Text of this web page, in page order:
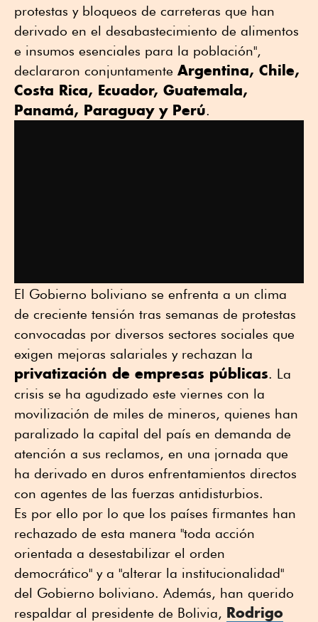
protestas y bloqueos de carreteras que han
derivado en el desabastecimiento de alimentos
e insumos esenciales para la población",
declararon conjuntamente Argentina, Chile,
Costa Rica, Ecuador, Guatemala,
Panamá, Paraguay y Perú.
El Gobierno boliviano se enfrenta a un clima
de creciente tensión tras semanas de protestas
convocadas por diversos sectores sociales que
exigen mejoras salariales y rechazan la
privatización de empresas públicas. La
crisis se ha agudizado este viernes con la
movilización de miles de mineros, quienes han
paralizado la capital del país en demanda de
atención a sus reclamos, en una jornada que
ha derivado en duros enfrentamientos directos
con agentes de las fuerzas antidisturbios.
Es por ello por lo que los países firmantes han
rechazado de esta manera "toda acción
orientada a desestabilizar el orden
democrático" y a "alterar la institucionalidad"
del Gobierno boliviano. Además, han querido
respaldar al presidente de Bolivia, Rodrigo